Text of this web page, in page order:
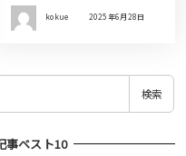
kokue 2025年6月28日
検索
事ベスト10